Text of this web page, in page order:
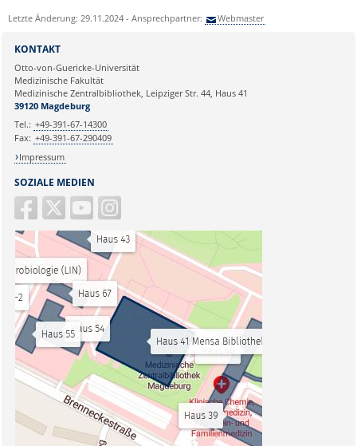
Letzte Änderung: 29.11.2024 - Ansprechpartner: Webmaster
SOZIALE MEDIEN
KONTAKT
Otto-von-Guericke-Universität
Medizinische Fakultät
Medizinische Zentralbibliothek, Leipziger Str. 44, Haus 41
39120 Magdeburg
Tel.: +49-391-67-14300
Fax: +49-391-67-290409
Impressum